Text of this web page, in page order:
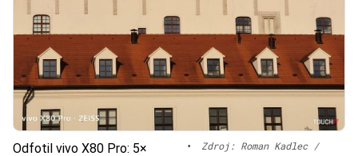
Odfotil vivo X80 Pro: 5×
•
Zdroj: Roman Kadlec /